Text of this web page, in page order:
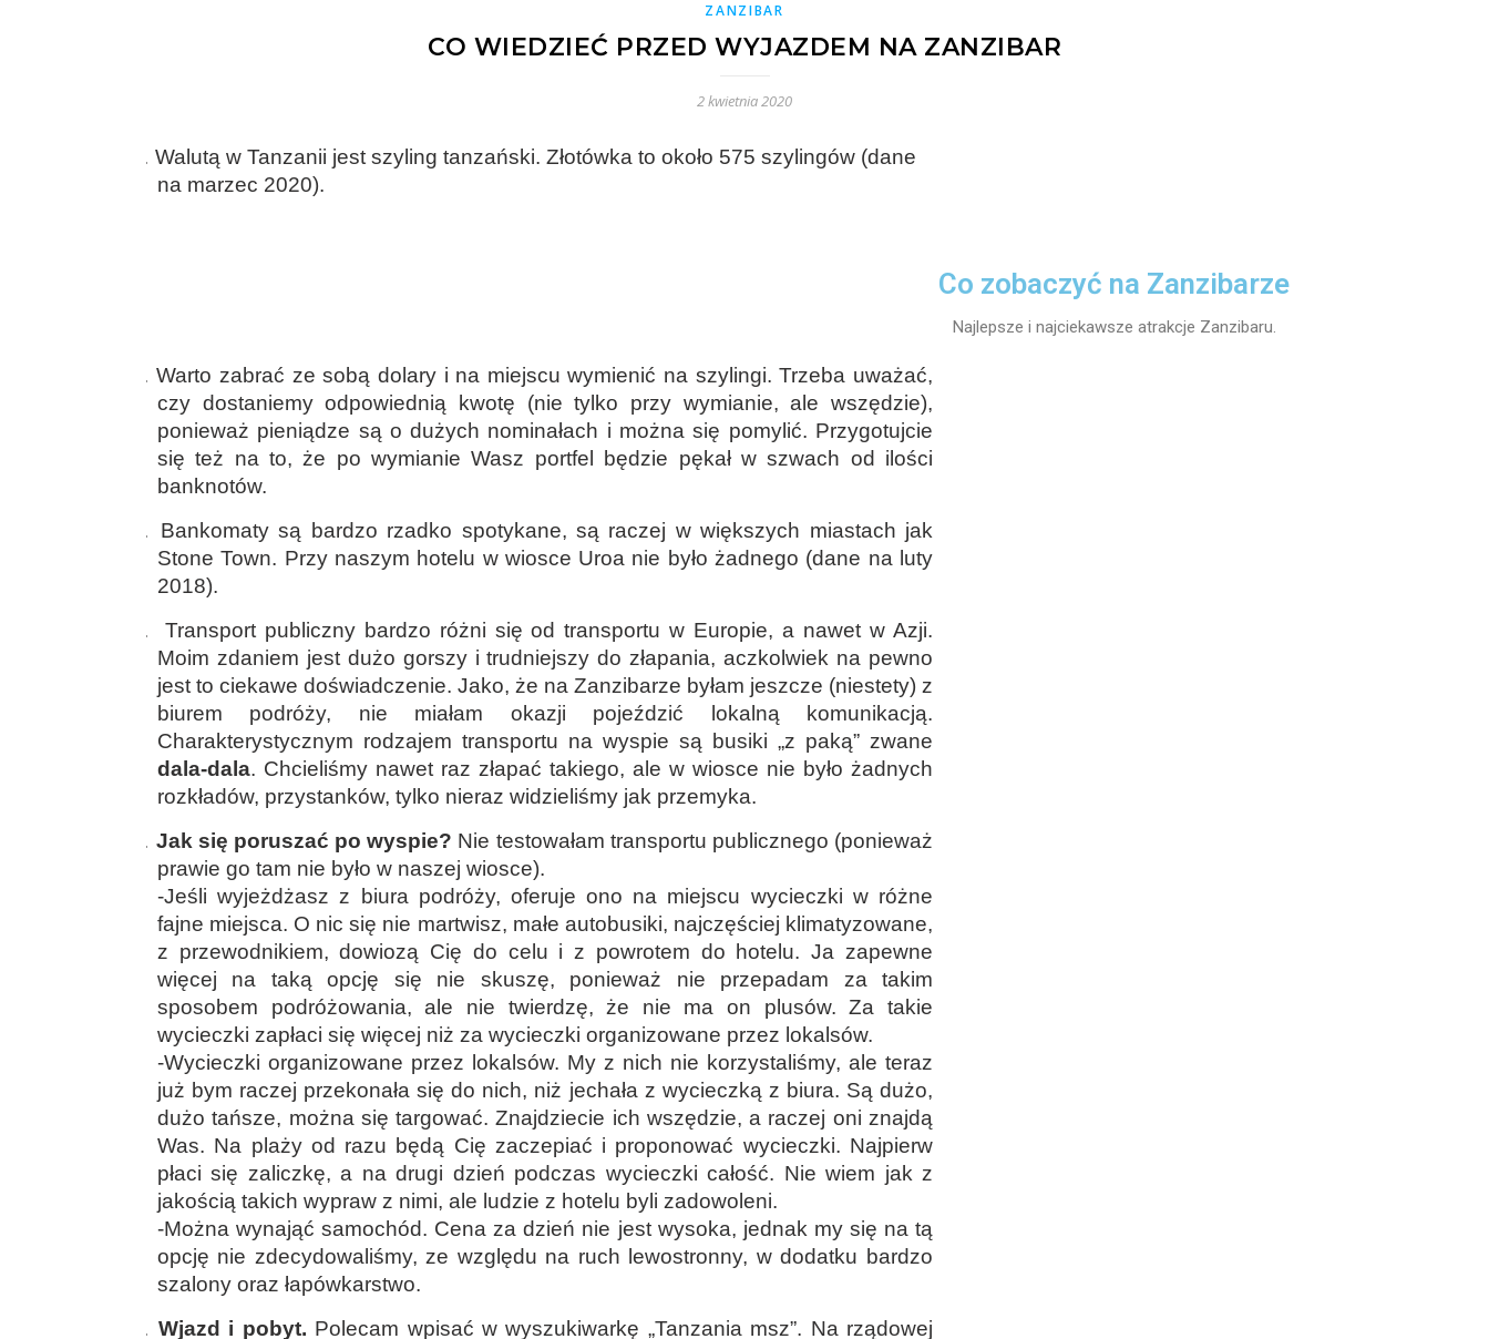
ZANZIBAR
CO WIEDZIEĆ PRZED WYJAZDEM NA ZANZIBAR
2 kwietnia 2020
1. Walutą w Tanzanii jest szyling tanzański. Złotówka to około 575 szylingów (dane
na marzec 2020).
Co zobaczyć na Zanzibarze
Najlepsze i najciekawsze atrakcje Zanzibaru.
1. Warto zabrać ze sobą dolary i na miejscu wymienić na szylingi. Trzeba uważać,
czy dostaniemy odpowiednią kwotę (nie tylko przy wymianie, ale wszędzie),
ponieważ pieniądze są o dużych nominałach i można się pomylić. Przygotujcie
się też na to, że po wymianie Wasz portfel będzie pękał w szwach od ilości
banknotów.
2.
Bankomaty są bardzo rzadko spotykane, są raczej w większych miastach jak
Stone Town. Przy naszym hotelu w wiosce Uroa nie było żadnego (dane na luty
2018).
3.
Transport publiczny bardzo różni się od transportu w Europie, a nawet w Azji.
Moim zdaniem jest dużo gorszy i trudniejszy do złapania, aczkolwiek na pewno
jest to ciekawe doświadczenie. Jako, że na Zanzibarze byłam jeszcze (niestety) z
biurem podróży, nie miałam okazji pojeździć lokalną komunikacją.
Charakterystycznym rodzajem transportu na wyspie są busiki „z paką” zwane
dala-dala. Chcieliśmy nawet raz złapać takiego, ale w wiosce nie było żadnych
rozkładów, przystanków, tylko nieraz widzieliśmy jak przemyka.
4. Jak się poruszać po wyspie? Nie testowałam transportu publicznego (ponieważ
prawie go tam nie było w naszej wiosce).
-Jeśli wyjeżdżasz z biura podróży, oferuje ono na miejscu wycieczki w różne
fajne miejsca. O nic się nie martwisz, małe autobusiki, najczęściej klimatyzowane,
z przewodnikiem, dowiozą Cię do celu i z powrotem do hotelu. Ja zapewne
więcej na taką opcję się nie skuszę, ponieważ nie przepadam za takim
sposobem podróżowania, ale nie twierdzę, że nie ma on plusów. Za takie
wycieczki zapłaci się więcej niż za wycieczki organizowane przez lokalsów.
-Wycieczki organizowane przez lokalsów. My z nich nie korzystaliśmy, ale teraz
już bym raczej przekonała się do nich, niż jechała z wycieczką z biura. Są dużo,
dużo tańsze, można się targować. Znajdziecie ich wszędzie, a raczej oni znajdą
Was. Na plaży od razu będą Cię zaczepiać i proponować wycieczki. Najpierw
płaci się zaliczkę, a na drugi dzień podczas wycieczki całość. Nie wiem jak z
jakością takich wypraw z nimi, ale ludzie z hotelu byli zadowoleni.
-Można wynająć samochód. Cena za dzień nie jest wysoka, jednak my się na tą
opcję nie zdecydowaliśmy, ze względu na ruch lewostronny, w dodatku bardzo
szalony oraz łapówkarstwo.
5. Wjazd i pobyt. Polecam wpisać w wyszukiwarkę „Tanzania msz”. Na rządowej